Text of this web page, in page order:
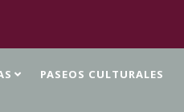
PASEOS CULTURALES